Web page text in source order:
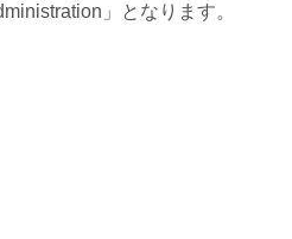
」となります。